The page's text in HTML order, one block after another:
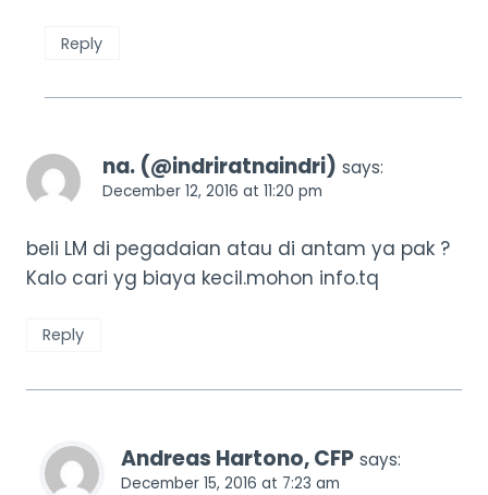
Reply
na. (@indriratnaindri) says:
December 12, 2016 at 11:20 pm
beli LM di pegadaian atau di antam ya pak ?
Kalo cari yg biaya kecil.mohon info.tq
Reply
Andreas Hartono, CFP says:
December 15, 2016 at 7:23 am